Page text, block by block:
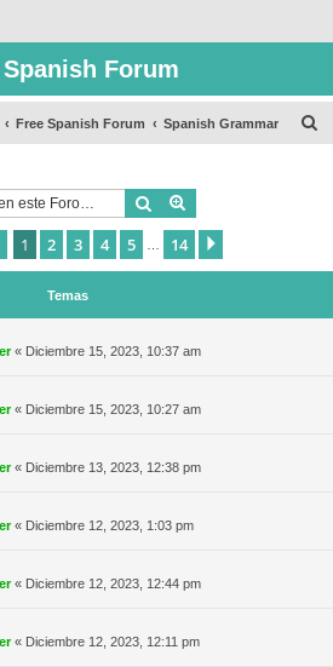
Spanish Forum
Free Spanish Forum Spanish Grammar
Buscar
Página de 14
1 2 3 4 5 14
Temas
« Diciembre 15, 2023, 10:37 am
« Diciembre 15, 2023, 10:27 am
« Diciembre 13, 2023, 12:38 pm
« Diciembre 12, 2023, 1:03 pm
« Diciembre 12, 2023, 12:44 pm
« Diciembre 12, 2023, 12:11 pm